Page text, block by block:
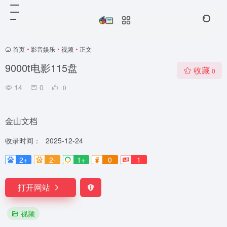
首页 • 影音娱乐 • 视频 • 正文
9000t电影115盘
14 0 0
收藏 0
金山文档
收录时间：
2025-12-24
2+
2- 1+ 0 1
打开网站
视频